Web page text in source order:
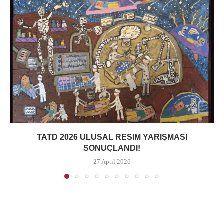
TATD 2026 ULUSAL RESIM YARIŞMASI
SONUÇLANDI!
27 April 2026